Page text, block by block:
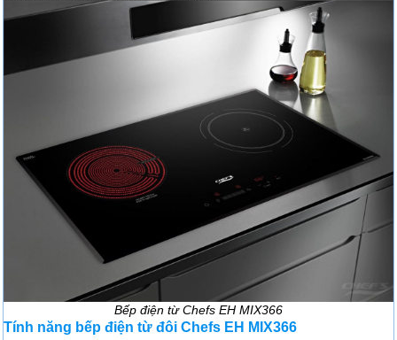
Bếp điện từ Chefs EH MIX366
Tính năng bếp điện từ đôi Chefs EH MIX366